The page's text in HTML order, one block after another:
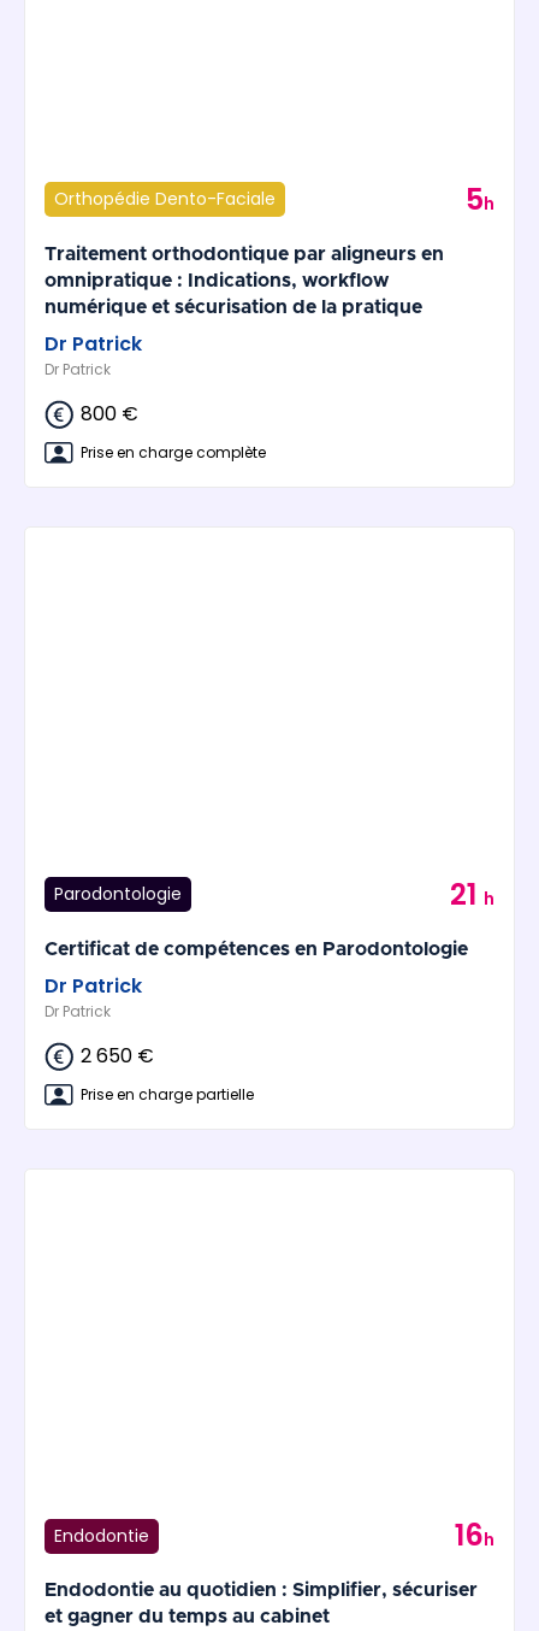
Orthopédie Dento-Faciale 5h
Traitement orthodontique par aligneurs en
omnipratique : Indications, workflow
numérique et sécurisation de la pratique
Dr Patrick
Dr Patrick
800 €
Prise en charge complète
Parodontologie 21 h
Certificat de compétences en Parodontologie
Dr Patrick
Dr Patrick
2 650 €
Prise en charge partielle
Endodontie 16h
Endodontie au quotidien : Simplifier, sécuriser
et gagner du temps au cabinet